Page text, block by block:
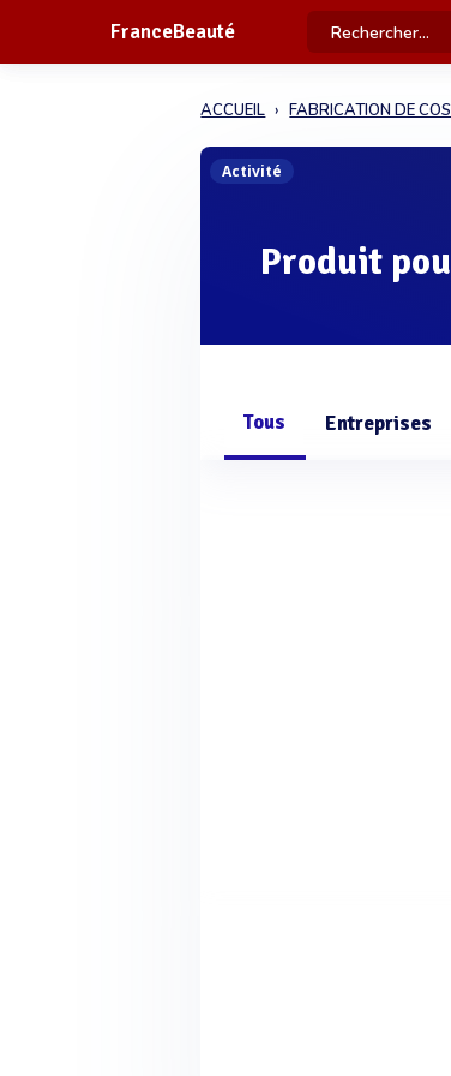
FranceBeauté
ACCUEIL FABRICATION DE
Activité
Produit
Tous Entreprises